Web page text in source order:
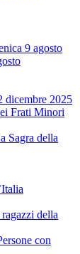
9 agosto
dicembre 2025
Frati Minori
della
della
con